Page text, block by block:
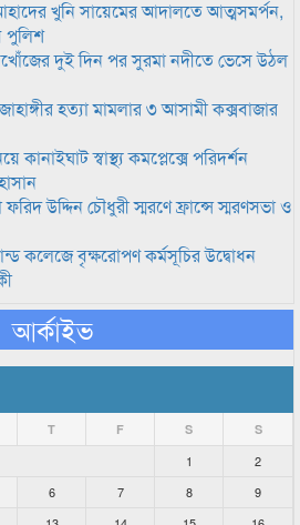
খুনি সায়েমের আদালতে আত্মসমর্পন,
পুলিশ
দুই দিন পর সুরমা নদীতে ভেসে উঠল
হত্যা মামলার ৩ আসামী কক্সবাজার
কানাইঘাট স্বাস্থ্য কমপ্লেক্সে পরিদর্শন
উদ্দিন চৌধুরী স্মরণে ফ্রান্সে স্মরণসভা ও
কলেজে বৃক্ষরোপণ কর্মসূচির উদ্বোধন
আর্কাইভ
T F S S
1
2
6 7 8
9